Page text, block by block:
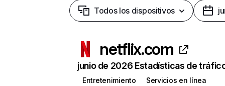
Todos los dispositivos
netflix.com
junio de 2026 Estadísticas de
Entretenimiento
Servicios en línea